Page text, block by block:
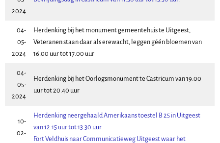
2024
04-
05-
2024
Herdenking bij het monument gemeentehuis te Uitgeest,
Veteranen staan daar als erewacht, leggen géén bloemen van
16.00 uur tot 17.00 uur
04-
05-
2024
Herdenking bij het Oorlogsmonument te Castricum van 19.00
uur tot 20.40 uur
10-
02-
Herdenking neergehaald Amerikaans toestel B 25 in Uitgeest
van 12.15 uur tot 13.30 uur
Fort Veldhuis naar Communicatieweg Uitgeest waar het